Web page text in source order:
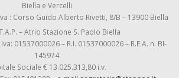
Biella e Vercelli
: Corso Guido Alberto Rivetti, 8/B – 13900 Biella
– Atrio Stazione S. Paolo Biella
01537000026 – R.I. 01537000026 – R.E.A. n. BI-
145974
Sociale € 13.025.313,80 i.v.